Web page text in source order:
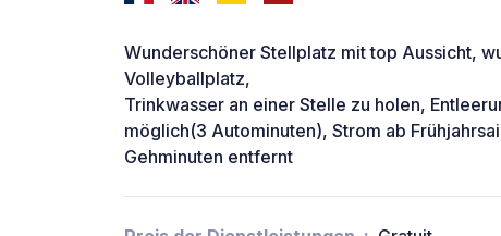
Wunderschöner Stellplatz mit top Aussicht,
Volleyballplatz,
Trinkwasser an einer Stelle zu holen,
möglich(3 Autominuten), Strom ab
Gehminuten entfernt